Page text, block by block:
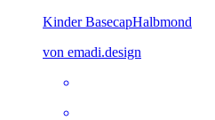
Kinder BasecapHalbmond
von emadi.design